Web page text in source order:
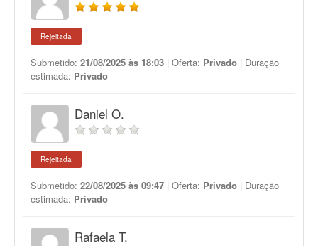
Rejeitada
Submetido: 21/08/2025 às 18:03 | Oferta: Privado | Duração
estimada: Privado
Daniel O.
Rejeitada
Submetido: 22/08/2025 às 09:47 | Oferta: Privado | Duração
estimada: Privado
Rafaela T.